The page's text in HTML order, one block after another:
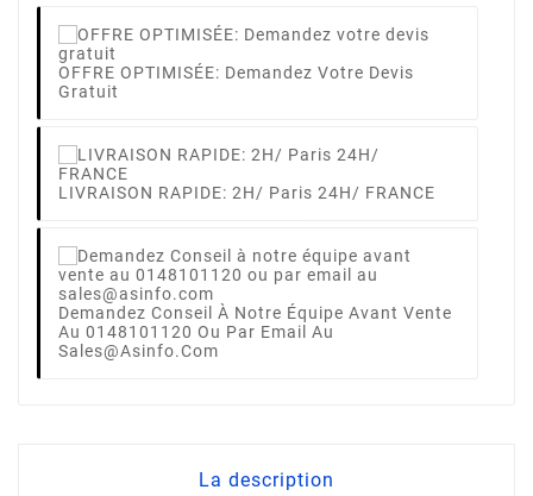
OFFRE OPTIMISÉE: Demandez Votre Devis
Gratuit
LIVRAISON RAPIDE: 2H/ Paris 24H/ FRANCE
Demandez Conseil À Notre Équipe Avant Vente
Au 0148101120 Ou Par Email Au
Sales@asinfo.com
La description